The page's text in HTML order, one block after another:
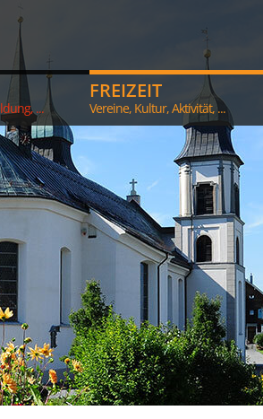
...
FREIZEIT
Vereine, Kultur, Aktivität, ...